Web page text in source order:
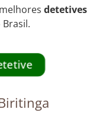
detetives